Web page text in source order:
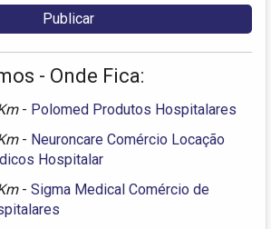
- Onde Fica:
- Polomed Produtos Hospitalares
- Neuroncare Comércio Locação
Hospitalar
- Sigma Medical Comércio de